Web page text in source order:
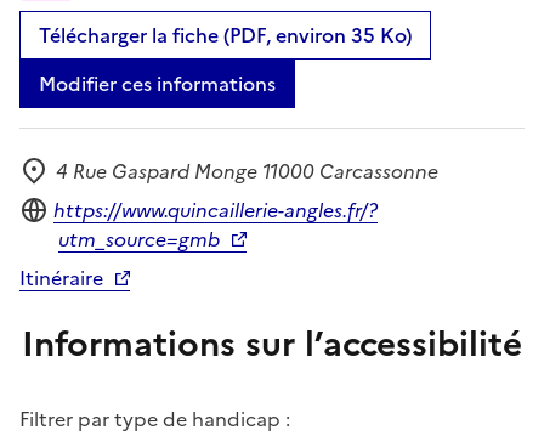
Télécharger la fiche (PDF, environ 35 Ko)
Modifier ces informations
Adresse
4 Rue Gaspard Monge 11000 Carcassonne
Site internet
https://www.quincaillerie-angles.fr/?
utm_source=gmb
Itinéraire
Informations sur l’accessibilité
Filtrer par type de handicap :